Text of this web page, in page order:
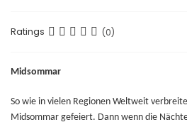
Ratings (0)
Midsommar
So wie in vielen Regionen Weltweit
Midsommar gefeiert. Dann wenn die